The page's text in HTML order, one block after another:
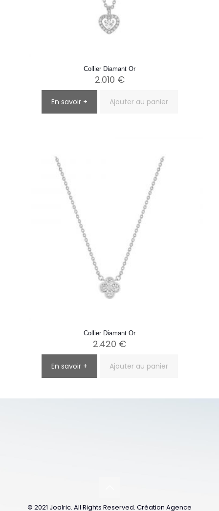
Collier Diamant Or
2.010 €
En savoir + Ajouter au panier
Collier Diamant Or
2.420 €
En savoir + Ajouter au panier
© 2021 Joalric. All Rights Reserved. Création Agence